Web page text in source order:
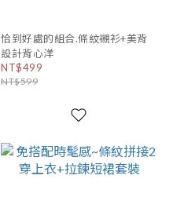
恰到好處的組合.條紋襯衫+美背
設計背心洋
NT$499
NT$599